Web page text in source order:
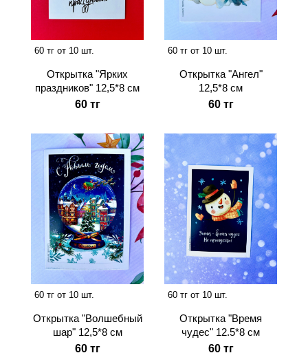
60 тг от 10 шт.
Открытка "Ярких
праздников" 12,5*8 см
60 тг
60 тг от 10 шт.
Открытка "Ангел"
12,5*8 см
60 тг
60 тг от 10 шт.
Открытка "Волшебный
шар" 12,5*8 см
60 тг
60 тг от 10 шт.
Открытка "Время
чудес" 12.5*8 см
60 тг